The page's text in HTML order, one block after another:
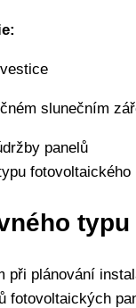
slunečním
panelů
při plánování
fotovoltaických